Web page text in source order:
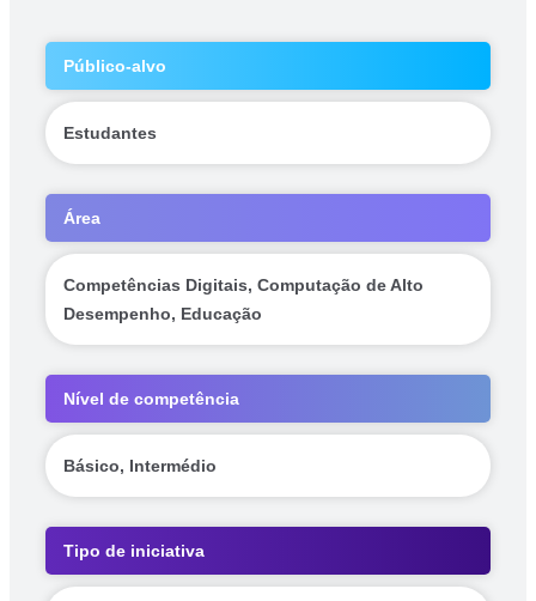
Público-alvo
Estudantes
Área
Competências Digitais, Computação de Alto
Desempenho, Educação
Nível de competência
Básico, Intermédio
Tipo de iniciativa